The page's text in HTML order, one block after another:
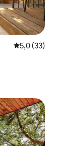
Calificación
5,0 (33)